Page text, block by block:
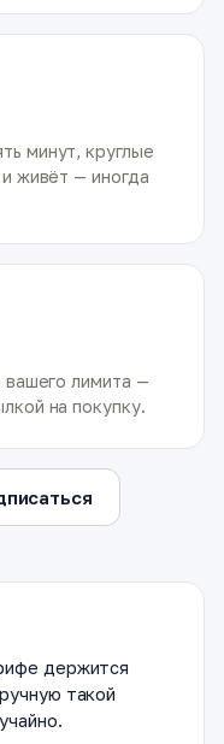
минут, круглые
живёт — иногда
вашего лимита —
на покупку.
держится
такой